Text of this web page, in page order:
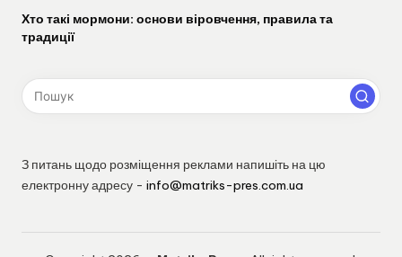
Хто такі мормони: основи віровчення, правила та
традиції
З питань щодо розміщення реклами напишіть на цю
електронну адресу - info@matriks-pres.com.ua